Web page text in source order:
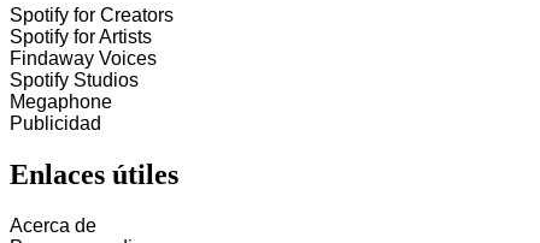
Spotify for Creators
Spotify for Artists
Findaway Voices
Spotify Studios
Megaphone
Publicidad
Enlaces útiles
Acerca de